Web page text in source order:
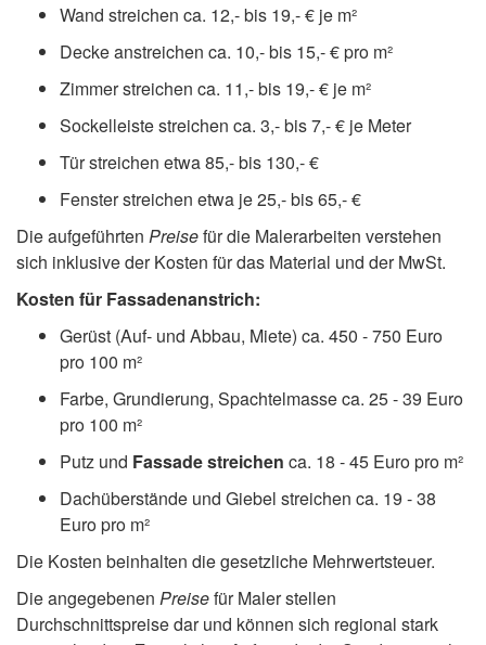
Wand streichen ca. 12,- bis 19,- € je m²
Decke anstreichen ca. 10,- bis 15,- € pro m²
Zimmer streichen ca. 11,- bis 19,- € je m²
Sockelleiste streichen ca. 3,- bis 7,- € je Meter
Tür streichen etwa 85,- bis 130,- €
Fenster streichen etwa je 25,- bis 65,- €
Die aufgeführten Preisefür die Malerarbeiten verstehen
sich inklusive der Kosten für das Material und der MwSt.
Kosten für Fassadenanstrich:
Gerüst (Auf- und Abbau, Miete) ca. 450 - 750 Euro
pro 100 m²
Farbe, Grundierung, Spachtelmasse ca. 25 - 39 Euro
pro 100 m²
Putz und Fassade streichen ca. 18 - 45 Euro pro m²
Dachüberstände und Giebel streichen ca. 19 - 38
Euro pro m²
Die Kosten beinhalten die gesetzliche Mehrwertsteuer.
Die angegebenen Preisefür Maler stellen
Durchschnittspreise dar und können sich regional stark